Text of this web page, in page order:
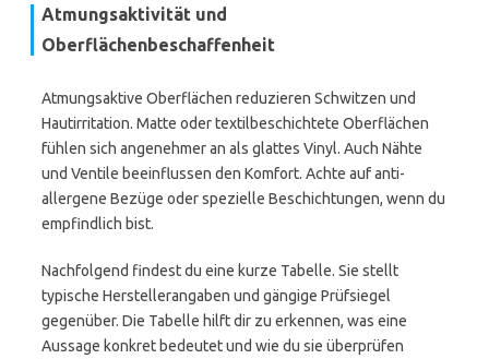
Atmungsaktivität und
Oberflächenbeschaffenheit
Atmungsaktive Oberflächen reduzieren Schwitzen und
Hautirritation. Matte oder textilbeschichtete Oberflächen
fühlen sich angenehmer an als glattes Vinyl. Auch Nähte
und Ventile beeinflussen den Komfort. Achte auf anti-
allergene Bezüge oder spezielle Beschichtungen, wenn du
empfindlich bist.
Nachfolgend findest du eine kurze Tabelle. Sie stellt
typische Herstellerangaben und gängige Prüfsiegel
gegenüber. Die Tabelle hilft dir zu erkennen, was eine
Aussage konkret bedeutet und wie du sie überprüfen